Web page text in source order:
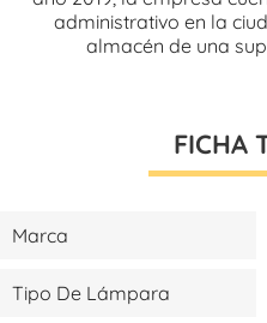
administrativo en la
almacén de una
FICHA
Marca
Tipo De Lámpara